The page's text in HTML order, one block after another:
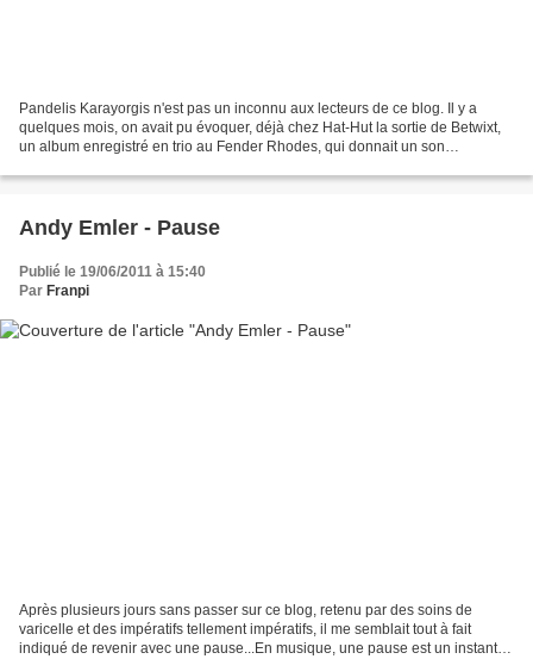
Pandelis Karayorgis n'est pas un inconnu aux lecteurs de ce blog. Il y a
quelques mois, on avait pu évoquer, déjà chez Hat-Hut la sortie de Betwixt,
un album enregistré en trio au Fender Rhodes, qui donnait un son
Andy Emler - Pause
Publié le 19/06/2011 à 15:40
Par Franpi
Après plusieurs jours sans passer sur ce blog, retenu par des soins de
varicelle et des impératifs tellement impératifs, il me semblait tout à fait
indiqué de revenir avec une pause...En musique, une pause est un instant